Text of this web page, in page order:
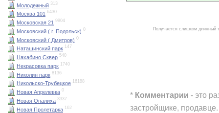
Молодежный 313
Москва 101 6430
Московская 21 9904
Московский ( г. Подольск) 0
Московский ( Дмитров) 0
Наташинский парк 147
Нахабино Сквер 540
Некрасовка парк 1740
Николин парк 8136
Никольско-Трубецкое 16188
Новая Апрелевка 0
Новая Опалиха 3337
Новая Пролетарка 162
Получается слишком длинный
* Комментарии - это
застройщике,